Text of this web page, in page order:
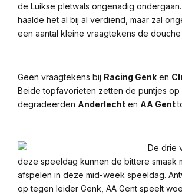
de Luikse pletwals ongenadig ondergaan.
haalde het al bij al verdiend, maar zal
een aantal kleine vraagtekens de douche
Geen vraagtekens bij Racing Genk en
Beide topfavorieten zetten de puntjes op
degradeerden Anderlecht en AA Gent
De drie
deze speeldag kunnen de bittere smaak
afspelen in deze mid-week speeldag.
op tegen leider Genk, AA Gent speelt